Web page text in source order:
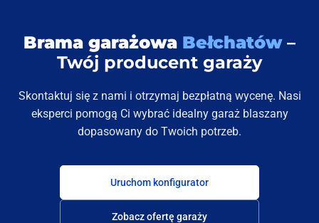
Brama garażowa Bełchatów–
Twój producent garaży
Skontaktuj się z nami i otrzymaj bezpłatną wycenę. Nasi
eksperci pomogą Ci wybrać idealny garaż blaszany
dopasowany do Twoich potrzeb.
Uruchom konfigurator
Zobacz ofertę garaży